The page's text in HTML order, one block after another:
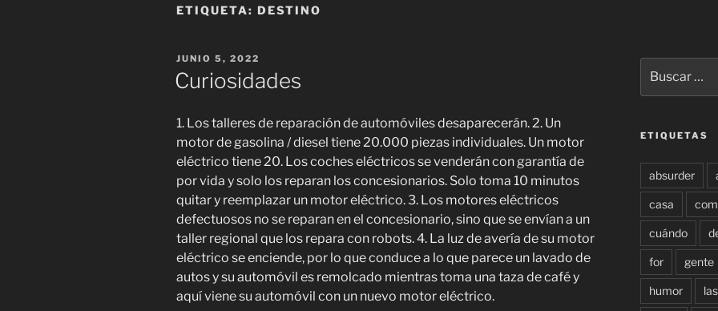
ETIQUETA: DESTINO
PUBLICADO
EL
JUNIO 5, 2022
Curiosidades
1. Los talleres de reparación de automóviles desaparecerán. 2. Un
motor de gasolina / diesel tiene 20.000 piezas individuales. Un motor
eléctrico tiene 20. Los coches eléctricos se venderán con garantía de
por vida y solo los reparan los concesionarios. Solo toma 10 minutos
quitar y reemplazar un motor eléctrico. 3. Los motores eléctricos
defectuosos no se reparan en el concesionario, sino que se envían a un
taller regional que los repara con robots. 4. La luz de avería de su motor
eléctrico se enciende, por lo que conduce a lo que parece un lavado de
autos y su automóvil es remolcado mientras toma una taza de café y
aquí viene su automóvil con un nuevo motor eléctrico.
por:
ETIQUETAS
absurder
casa
cuándo
for gente
humor las